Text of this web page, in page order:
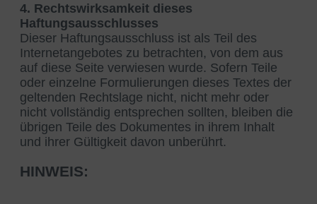
4. Rechtswirksamkeit dieses
Haftungsausschlusses
Dieser Haftungsausschluss ist als Teil des
Internetangebotes zu betrachten, von dem aus
auf diese Seite verwiesen wurde. Sofern Teile
oder einzelne Formulierungen dieses Textes der
geltenden Rechtslage nicht, nicht mehr oder
nicht vollständig entsprechen sollten, bleiben die
übrigen Teile des Dokumentes in ihrem Inhalt
und ihrer Gültigkeit davon unberührt.
HINWEIS: